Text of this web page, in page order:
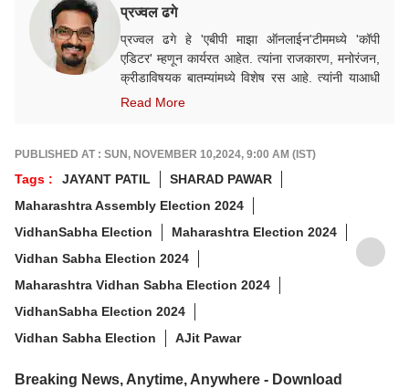
प्रज्वल ढगे
प्रज्वल ढगे हे 'एबीपी माझा ऑनलाईन'टीममध्ये 'कॉपी
एडिटर' म्हणून कार्यरत आहेत. त्यांना राजकारण, मनोरंजन,
क्रीडाविषयक बातम्यांमध्ये विशेष रस आहे. त्यांनी याआधी
'लोकसत्ता', 'टीव्ही ९ मराठी' या माध्यमांत काम केलेले आहे.
Read More
PUBLISHED AT : SUN, NOVEMBER 10,2024, 9:00 AM (IST)
Tags : JAYANT PATIL
SHARAD PAWAR
Maharashtra Assembly Election 2024
VidhanSabha Election
Maharashtra Election 2024
Vidhan Sabha Election 2024
Maharashtra Vidhan Sabha Election 2024
VidhanSabha Election 2024
Vidhan Sabha Election
AJit Pawar
Breaking News, Anytime, Anywhere - Download